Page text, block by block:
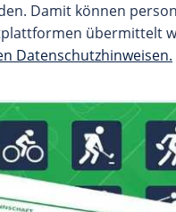
Damit können
übermittelt
Datenschutzhinweisen.